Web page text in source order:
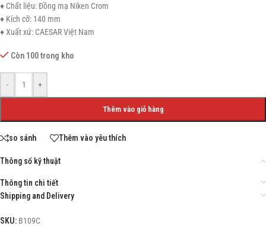
♦ Chất liệu: Đồng mạ Niken Crom
♦ Kích cỡ: 140 mm
♦ Xuất xứ: CAESAR Việt Nam
Còn 100 trong kho
- +
Thêm vào giỏ hàng
so sánh Thêm vào yêu thích
Thông số kỹ thuật
Thông tin chi tiết
Shipping and Delivery
SKU: B109C